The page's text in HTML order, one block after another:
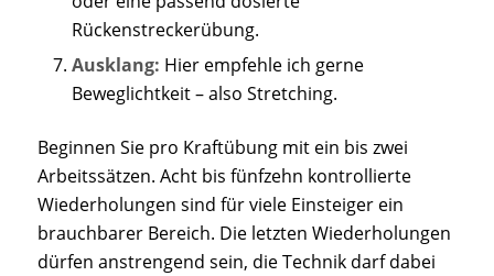
Rückenstreckerübung.
Ausklang: Hier empfehle ich gerne
Beweglichtkeit – also Stretching.
Beginnen Sie pro Kraftübung mit ein bis zwei
Arbeitssätzen. Acht bis fünfzehn kontrollierte
Wiederholungen sind für viele Einsteiger ein
brauchbarer Bereich. Die letzten Wiederholungen
dürfen anstrengend sein, die Technik darf dabei